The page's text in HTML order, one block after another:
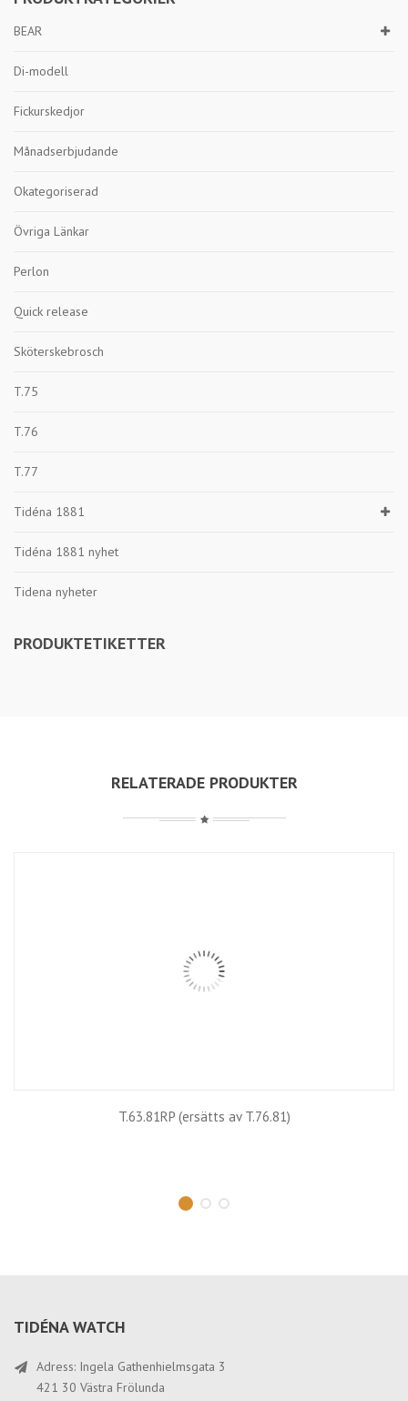
BEAR
Di-modell
Fickurskedjor
Månadserbjudande
Okategoriserad
Övriga Länkar
Perlon
Quick release
Sköterskebrosch
T.75
T.76
T.77
Tidéna 1881
Tidéna 1881 nyhet
Tidena nyheter
PRODUKTETIKETTER
RELATERADE PRODUKTER
T.63.81RP (ersätts av T.76.81)
TIDÉNA WATCH
Adress: Ingela Gathenhielmsgata 3
421 30 Västra Frölunda